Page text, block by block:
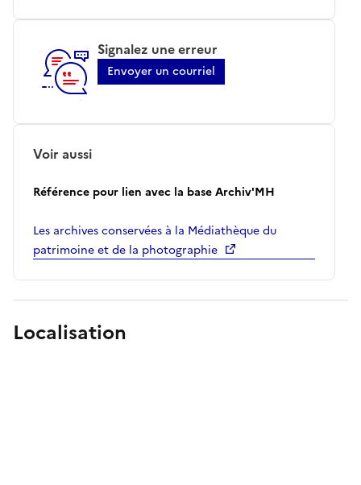
Signalez une erreur
Envoyer un courriel
Voir aussi
Référence pour lien avec la base Archiv'MH
Les archives conservées à la Médiathèque du
patrimoine et de la photographie
Localisation